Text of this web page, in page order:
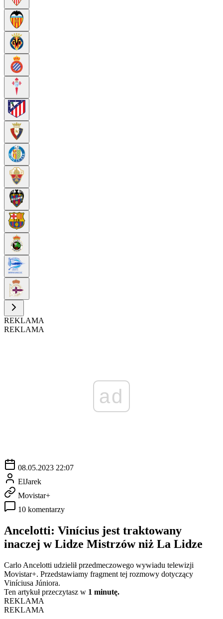
REKLAMA
REKLAMA
ad
08.05.2023 22:07
ElJarek
Movistar+
10 komentarzy
Ancelotti: Vinícius jest traktowany
inaczej w Lidze Mistrzów niż La Lidze
Carlo Ancelotti udzielił przedmeczowego wywiadu telewizji
Movistar+. Przedstawiamy fragment tej rozmowy dotyczący
Viníciusa Júniora.
Ten artykuł przeczytasz w 1 minutę.
REKLAMA
REKLAMA